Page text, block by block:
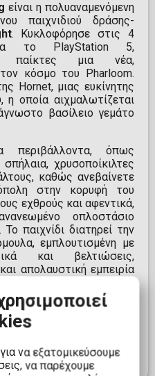
είναι η πολυαναμενόμενη
παιχνιδιού δράσης-
. Κυκλοφόρησε στις 4
το PlayStation 5,
παίκτες μια νέα,
κόσμο του Pharloom.
Hornet, μιας ευκίνητης
η οποία αιχμαλωτίζεται
βασίλειο γεμάτο
περιβάλλοντα, όπως
χρυσοποίκιλτες
καθώς ανεβαίνετε
στην κορυφή του
εχθρούς και αφεντικά,
οπλοστάσιο
παιχνίδι διατηρεί την
εμπλουτισμένη με
και βελτιώσεις,
απολαυστική εμπειρία
τον Ιανουάριο του
κυκλοφορούν στο
για αγορά στο
μορφή.
να εξατομικεύσουμε
να παρέχουμε